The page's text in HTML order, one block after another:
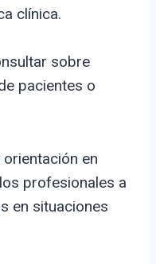
clínica.
sobre
pacientes o
en
profesionales a
en situaciones